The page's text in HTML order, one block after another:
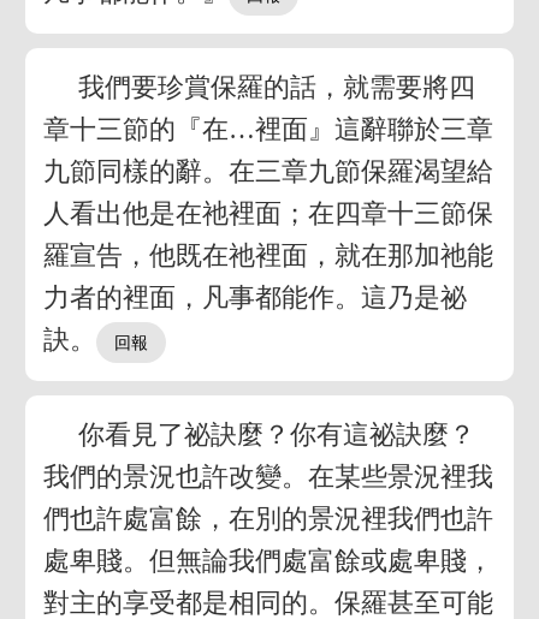
我們要珍賞保羅的話，就需要將四
章十三節的『在…裡面』這辭聯於三章
九節同樣的辭。在三章九節保羅渴望給
人看出他是在祂裡面；在四章十三節保
羅宣告，他既在祂裡面，就在那加祂能
力者的裡面，凡事都能作。這乃是祕
訣。
你看見了祕訣麼？你有這祕訣麼？
我們的景況也許改變。在某些景況裡我
們也許處富餘，在別的景況裡我們也許
處卑賤。但無論我們處富餘或處卑賤，
對主的享受都是相同的。保羅甚至可能